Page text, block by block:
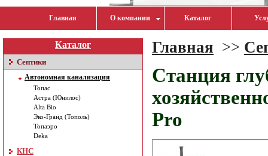
Главная О компании Каталог
Каталог
Септики
Автономная канализация
Топас
Астра (Юнилос)
Alta Bio
Эко-Гранд (Тополь)
Топаэро
Deka
КНС
Главная >>
Станция
Pro